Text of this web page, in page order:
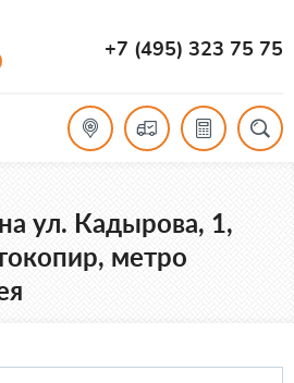
+7 (495) 323 75 75
ул. Кадырова, 1,
метро